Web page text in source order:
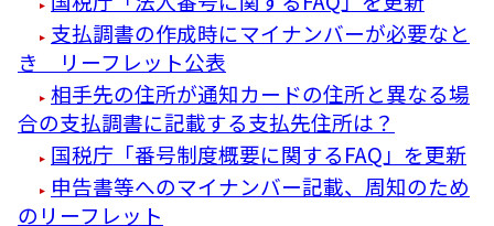
支払調書の作成時にマイナンバーが必要なと
き リーフレット公表
相手先の住所が通知カードの住所と異なる場
合の支払調書に記載する支払先住所は？
国税庁「番号制度概要に関するFAQ」を更新
申告書等へのマイナンバー記載、周知のため
のリーフレット